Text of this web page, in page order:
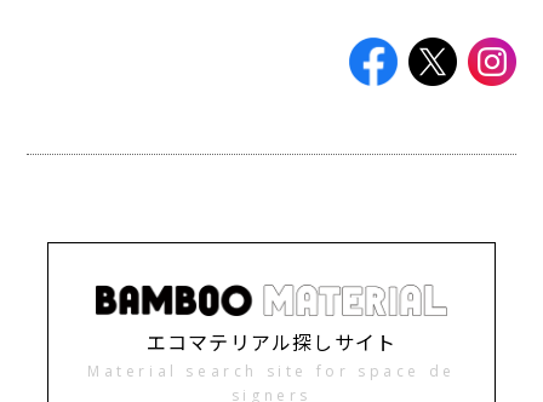
エコマテリアル探しサイト
Material search site for space de
signers